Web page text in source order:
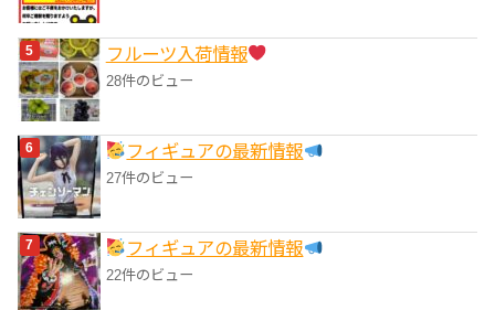
フルーツ入荷情報
28件のビュー
フィギュアの最新情報
27件のビュー
フィギュアの最新情報
22件のビュー